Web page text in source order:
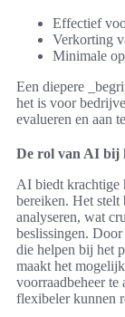
Effectief
Verkorting
Minimale
Een diepere
het is voor
evalueren en aan
De rol van AI bij
AI biedt krachtige
bereiken. Het stelt
analyseren, wat
beslissingen.
die helpen bij het
maakt het
voorraadbeheer te
flexibeler kunnen